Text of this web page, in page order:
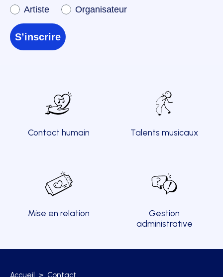
Inscription à la newsletter
Artiste Organisateur
S’inscrire
Contact humain Talents musicaux
Mise en relation
Gestion
administrative
Accueil > Contact